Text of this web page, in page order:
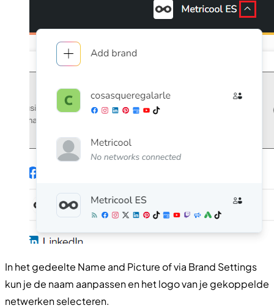
In het gedeelte Name and Picture of via Brand Settings
kun je de naam aanpassen en het logo van je gekoppelde
netwerken selecteren.